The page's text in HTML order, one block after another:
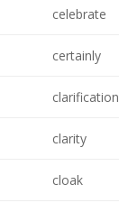
celebrate
certainly
clarification
clarity
cloak